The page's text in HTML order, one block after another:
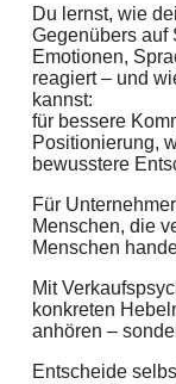
Du lernst, wie
Gegenübers auf
Emotionen,
reagiert – und
kannst:
für bessere
Positionierung,
bewusstere
Für
Menschen, die
Menschen
Mit
konkreten
anhören –
Entscheide